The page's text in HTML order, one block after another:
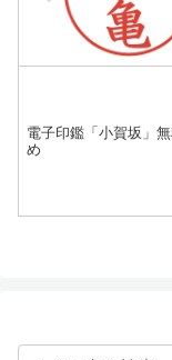
電子印鑑「小賀坂」
め